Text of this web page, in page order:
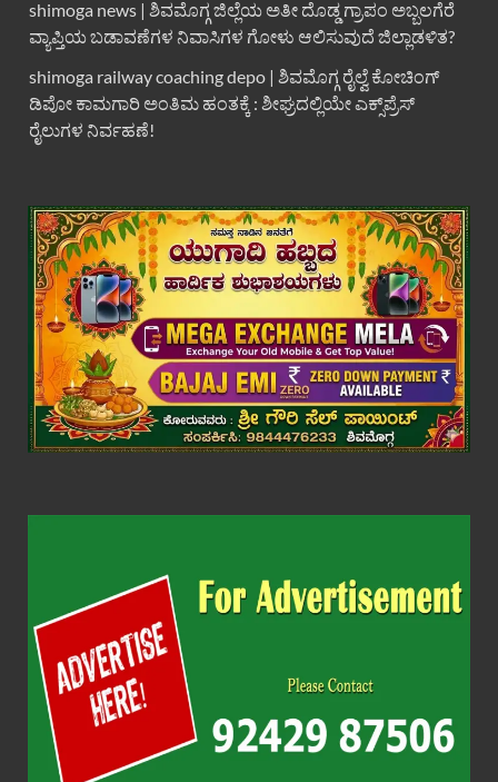
shimoga news | ಶಿವಮೊಗ್ಗ ಜಿಲ್ಲೆಯ ಅತೀ ದೊಡ್ಡ ಗ್ರಾಪಂ ಅಬ್ಬಲಗೆರೆ
ವ್ಯಾಪ್ತಿಯ ಬಡಾವಣೆಗಳ ನಿವಾಸಿಗಳ ಗೋಳು ಆಲಿಸುವುದೆ ಜಿಲ್ಲಾಡಳಿತ?
shimoga railway coaching depo | ಶಿವಮೊಗ್ಗ ರೈಲ್ವೆ ಕೋಚಿಂಗ್
ಡಿಪೋ ಕಾಮಗಾರಿ ಅಂತಿಮ ಹಂತಕ್ಕೆ : ಶೀಘ್ರದಲ್ಲಿಯೇ ಎಕ್ಸ್‌ಪ್ರೆಸ್
ರೈಲುಗಳ ನಿರ್ವಹಣೆ!